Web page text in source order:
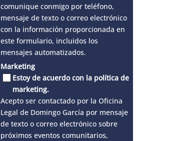
comunique conmigo por teléfono,
mensaje de texto o correo electrónico
con la información proporcionada en
este formulario, incluidos los
mensajes automatizados.
Marketing
Estoy de acuerdo con la política de
marketing.
Acepto ser contactado por la Oficina
Legal de Domingo García por mensaje
de texto o correo electrónico sobre
próximos eventos comunitarios,